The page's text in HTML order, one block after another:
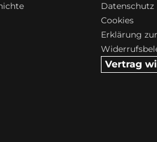
Datenschutz
Cookies
Erklärung
Vertrag